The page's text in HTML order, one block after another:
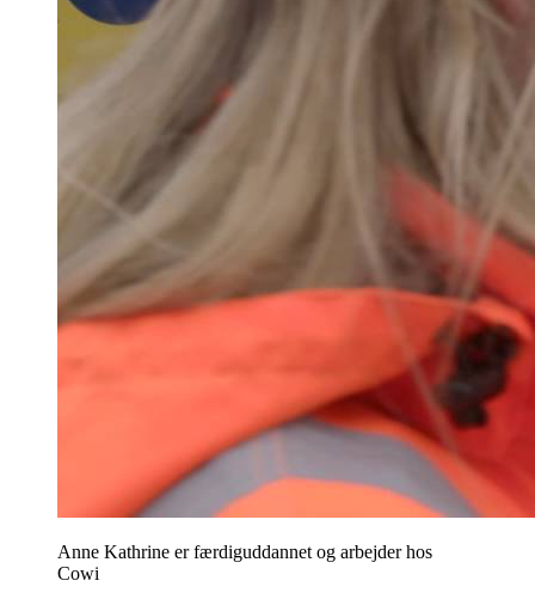
Anne Kathrine er færdiguddannet og arbejder hos
Cowi